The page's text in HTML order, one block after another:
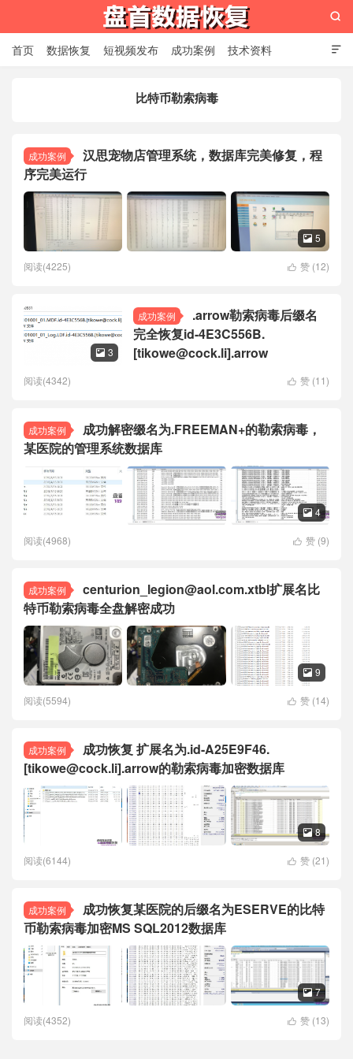

首页 数据恢复 短视频发布 成功案例 技术资料

比特币勒索病毒
成功案例
汉思宠物店管理系统，数据库完美修复，程
序完美运行
 5
 赞 (12)
阅读(4225)
成功案例
.arrow勒索病毒后缀名
完全恢复id-4E3C556B.
[tikowe@cock.li].arrow
 3
 赞 (11)
阅读(4342)
成功案例
成功解密缀名为.FREEMAN+的勒索病毒，
某医院的管理系统数据库
 4
 赞 (9)
阅读(4968)
成功案例
centurion_legion@aol.com.xtbl扩展名比
特币勒索病毒全盘解密成功
 9
 赞 (14)
阅读(5594)
成功案例
成功恢复 扩展名为.id-A25E9F46.
[tikowe@cock.li].arrow的勒索病毒加密数据库
 8
 赞 (21)
阅读(6144)
成功案例
成功恢复某医院的后缀名为ESERVE的比特
币勒索病毒加密MS SQL2012数据库
 7
 赞 (13)
阅读(4352)